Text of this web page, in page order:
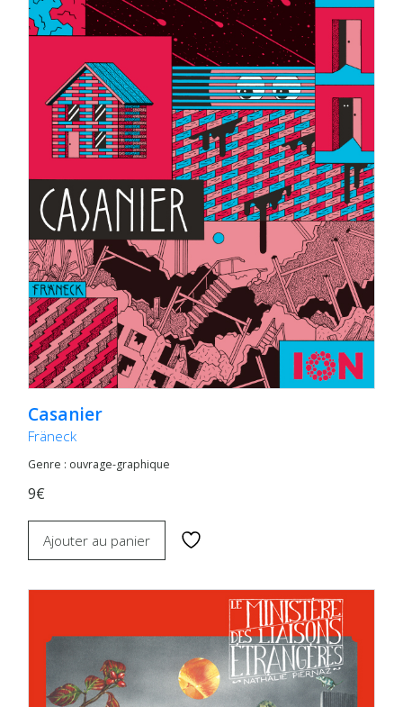
Casanier
Fräneck
Genre : ouvrage-graphique
9€
Ajouter au panier